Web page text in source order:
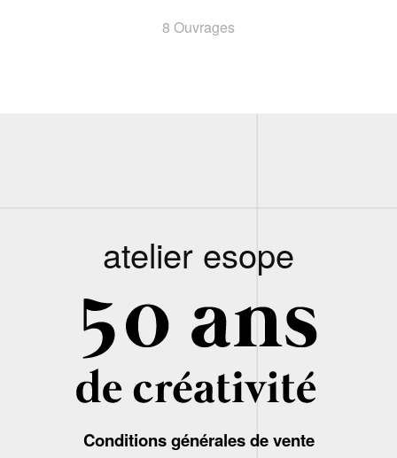
8 Ouvrages
atelier esope
Conditions générales de vente